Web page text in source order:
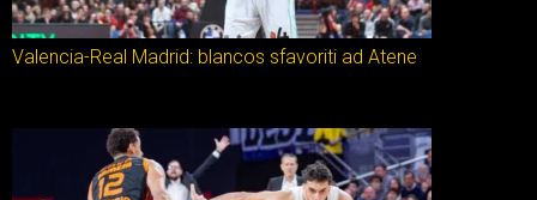
Valencia-Real Madrid: blancos sfavoriti ad Atene